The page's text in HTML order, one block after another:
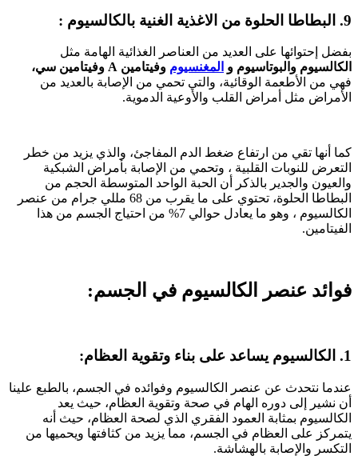
9. البطاطا الحلوة من الاغذية الغنية بالكالسيوم :
بفضل إحتوائها على العديد من العناصر الغذائية الهامة مثل
الكالسيوم والبوتاسيوم و المغنسيوم وفيتامين A وفيتامين سي،
فهي من الأطعمة الوقائية، والتي تحمي من الإصابة بالعديد من
الأمراض مثل أمراض القلب والأوعية الدموية.
كما أنها تقي من ارتفاع ضغط الدم المفاجئ، والذي يزيد من خطر
التعرض للنوبات القلبية ، وتحمي من الإصابة بأمراض الشبكية
والعيون والجدير بالذكر أن الحبة الواحد المتوسطة الحجم من
البطاطا الحلوة، تحتوي على ما يقرب من 68 مللي جرام من عنصر
الكالسيوم ، وهو ما يعادل حوالي 7% من احتياج الجسم من هذا
الفيتامين.
فوائد عنصر الكالسيوم في الجسم:
1. الكالسيوم يساعد على بناء وتقوية العظام:
عندما نتحدث عن عنصر الكالسيوم وفوائده في الجسم، بالطبع علينا
أن نشير إلى دوره الهام في صحة وتقوية العظام، حيث يعد
الكالسيوم بمثابة العمود الفقري الذي لصحة العظام، حيث أنه
يتمركز على العظام في الجسم، مما يزيد من كثافتها ويحميها من
التكسر والإصابة بالهشاشة.